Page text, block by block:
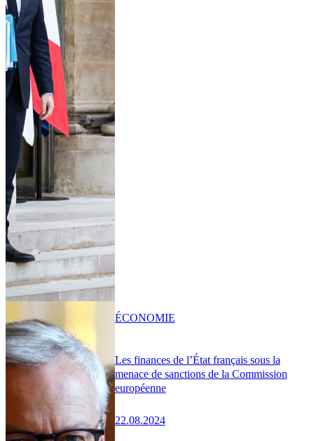
Les finances de l’État français sous la
menace de sanctions de la Commission
européenne
22.08.2024
ÉCONOMIE